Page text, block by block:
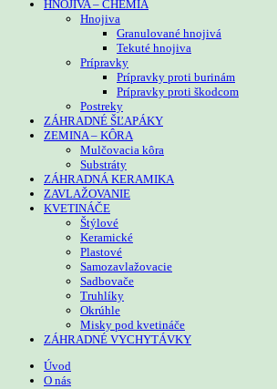
HNOJIVA – CHÉMIA
Hnojiva
Granulované hnojivá
Tekuté hnojiva
Prípravky
Prípravky proti burinám
Prípravky proti škodcom
Postreky
ZÁHRADNÉ ŠĽAPÁKY
ZEMINA – KÔRA
Mulčovacia kôra
Substráty
ZÁHRADNÁ KERAMIKA
ZAVLAŽOVANIE
KVETINÁČE
Štýlové
Keramické
Plastové
Samozavlažovacie
Sadbovače
Truhlíky
Okrúhle
Misky pod kvetináče
ZÁHRADNÉ VYCHYTÁVKY
Úvod
O nás